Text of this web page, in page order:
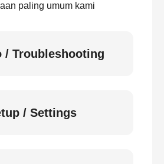
paling umum kami
/ Troubleshooting
/ Settings